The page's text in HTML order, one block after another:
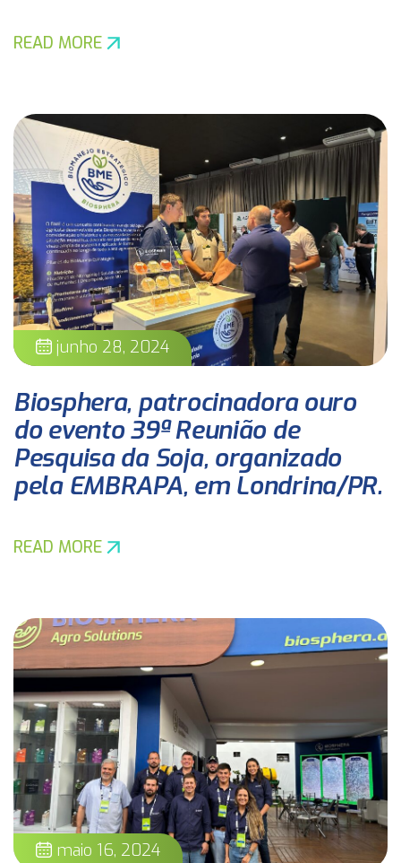
READ MORE
junho 28, 2024
Biosphera, patrocinadora ouro
do evento 39ª Reunião de
Pesquisa da Soja, organizado
pela EMBRAPA, em Londrina/PR.
READ MORE
maio 16, 2024